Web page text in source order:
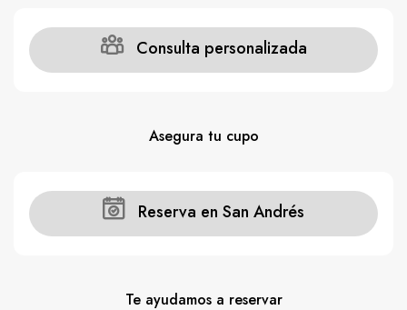
Consulta personalizada
Asegura tu cupo
Reserva en San Andrés
Te ayudamos a reservar